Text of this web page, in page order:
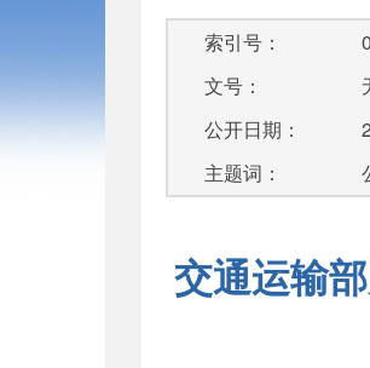
索引号：
文号：
公开日期：
主题词：
交通运输